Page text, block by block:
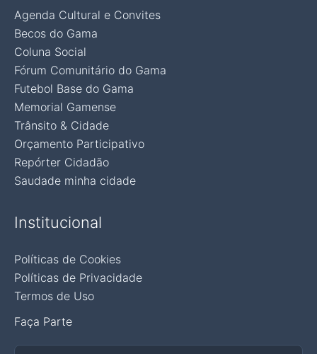
Agenda Cultural e Convites
Becos do Gama
Coluna Social
Fórum Comunitário do Gama
Futebol Base do Gama
Memorial Gamense
Trânsito & Cidade
Orçamento Participativo
Repórter Cidadão
Saudade minha cidade
Institucional
Políticas de Cookies
Políticas de Privacidade
Termos de Uso
Faça Parte